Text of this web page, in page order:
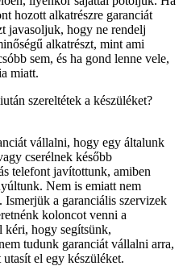
hozott alkatrészre garanciát
javasoljuk, hogy ne rendelj
alkatrészt, mint ami
sem, és ha gond lenne vele,
miatt.
szereltétek a készüléket?
vállalni, hogy egy általunk
cserélnek később
telefont javítottunk, amiben
Nem is emiatt nem
a garanciális szervizek
koloncot venni a
kéri, hogy segítsünk,
tudunk garanciát vállalni arra,
el egy készüléket.